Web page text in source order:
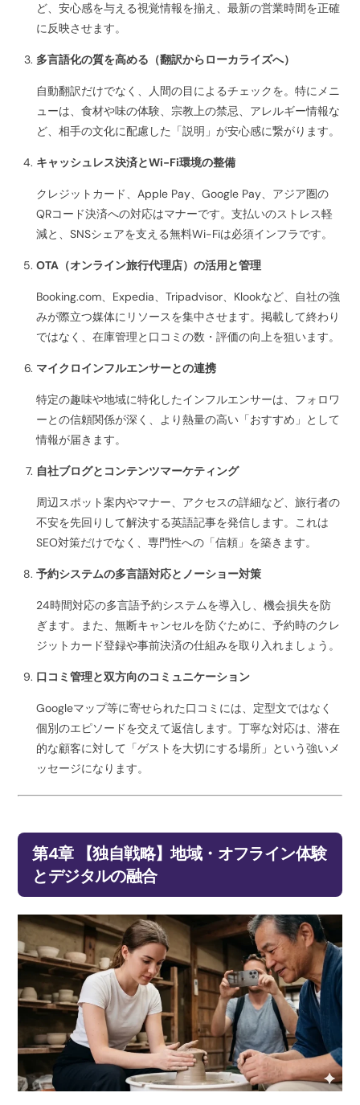
ど、安心感を与える視覚情報を揃え、最新の営業時間を正確
に反映させます。
多言語化の質を高める（翻訳からローカライズへ）
自動翻訳だけでなく、人間の目によるチェックを。特にメニ
ューは、食材や味の体験、宗教上の禁忌、アレルギー情報な
ど、相手の文化に配慮した「説明」が安心感に繋がります。
キャッシュレス決済とWi-Fi環境の整備
クレジットカード、Apple Pay、Google Pay、アジア圏の
QRコード決済への対応はマナーです。支払いのストレス軽
減と、SNSシェアを支える無料Wi-Fiは必須インフラです。
OTA（オンライン旅行代理店）の活用と管理
Booking.com、Expedia、Tripadvisor、Klookなど、自社の強
みが際立つ媒体にリソースを集中させます。掲載して終わり
ではなく、在庫管理と口コミの数・評価の向上を狙います。
マイクロインフルエンサーとの連携
特定の趣味や地域に特化したインフルエンサーは、フォロワ
ーとの信頼関係が深く、より熱量の高い「おすすめ」として
情報が届きます。
自社ブログとコンテンツマーケティング
周辺スポット案内やマナー、アクセスの詳細など、旅行者の
不安を先回りして解決する英語記事を発信します。これは
SEO対策だけでなく、専門性への「信頼」を築きます。
予約システムの多言語対応とノーショー対策
24時間対応の多言語予約システムを導入し、機会損失を防
ぎます。また、無断キャンセルを防ぐために、予約時のクレ
ジットカード登録や事前決済の仕組みを取り入れましょう。
口コミ管理と双方向のコミュニケーション
Googleマップ等に寄せられた口コミには、定型文ではなく
個別のエピソードを交えて返信します。丁寧な対応は、潜在
的な顧客に対して「ゲストを大切にする場所」という強いメ
ッセージになります。
第4章 【独自戦略】地域・オフライン体験
とデジタルの融合